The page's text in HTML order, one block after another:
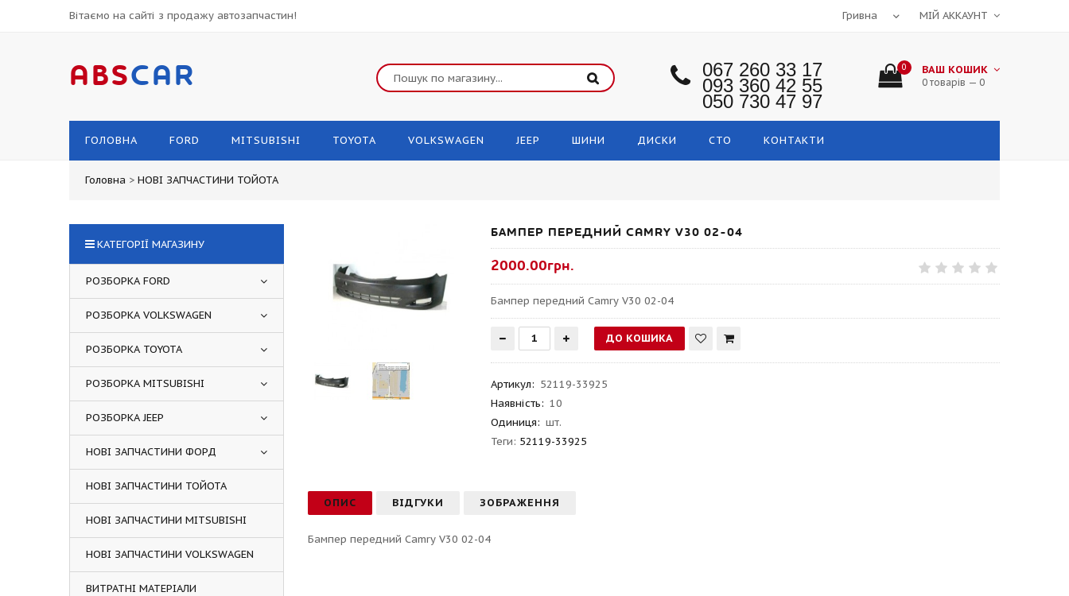
Вітаємо на сайті з продажу автозапчастин! МІЙ АККАУНТ
ABSCAR 067 260 33 17
093 360 42 55
050 730 47 97
0 ВАШ КОШИК
0 товарів — 0
ГОЛОВНА FORD MITSUBISHI TOYOTA VOLKSWAGEN JEEP ШИНИ ДИСКИ СТО КОНТАКТИ
Головна > НОВІ ЗАПЧАСТИНИ ТОЙОТА
БАМПЕР ПЕРЕДНИЙ CAMRY V30 02-04
2000.00грн.
Бампер передний Camry V30 02-04
Артикул: 52119-33925
Наявність: 10
Одиниця: шт.
Теги: 52119-33925
ОПИС ВІДГУКИ ЗОБРАЖЕННЯ
Бампер передний Camry V30 02-04
КАТЕГОРІЇ МАГАЗИНУ
РОЗБОРКА FORD
РОЗБОРКА VOLKSWAGEN
РОЗБОРКА TOYOTA
РОЗБОРКА MITSUBISHI
РОЗБОРКА JEEP
НОВІ ЗАПЧАСТИНИ ФОРД
НОВІ ЗАПЧАСТИНИ ТОЙОТА
НОВІ ЗАПЧАСТИНИ MITSUBISHI
НОВІ ЗАПЧАСТИНИ VOLKSWAGEN
ВИТРАТНІ МАТЕРІАЛИ